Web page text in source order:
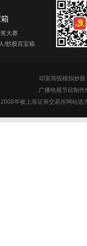
大赛
/炒股百宝箱
叩富简投模拟炒
广播电视节目制
2008年被上海证券交易所网站选